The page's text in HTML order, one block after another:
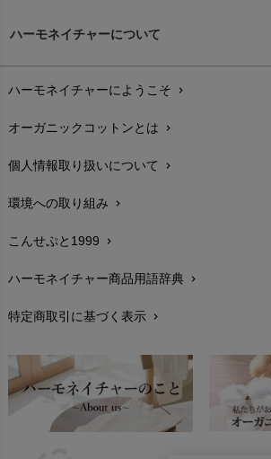
配送と送料chevron_right
在庫状況と発送予定chevron_right
サイズ・寸法chevron_right
生地・素材chevron_right
お手入れについて
レビューを書こうchevron_right
返品交換chevron_right
FAXでのご注文
お問い合わせchevron_right
ハーモネイチャーについて
ハーモネイチャーにようこそ chevron_right
オーガニックコットンとは chevron_right
個人情報取り扱いについて chevron_right
環境への取り組み chevron_right
こんせぷと1999 chevron_right
ハーモネイチャー商品用語辞典 chevron_right
特定商取引に基づく表示 chevron_right